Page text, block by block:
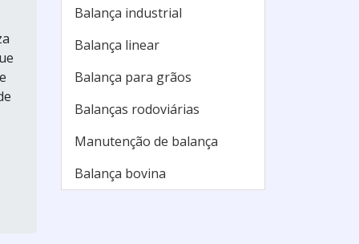
Balança antropométrica
preço
Balança baby
Balança camry assistência
medidor de pressão
Balança industrial
Balança linear
Balança para grãos
Balanças rodoviárias
Manutenção de balança
Balança bovina